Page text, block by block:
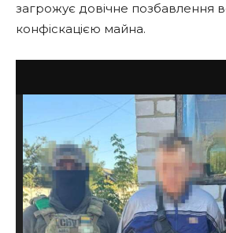
загрожує довічне позбавлення
конфіскацією майна.